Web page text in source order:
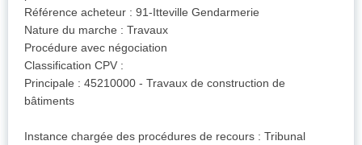
Référence acheteur : 91-Itteville Gendarmerie
Nature du marche : Travaux
Procédure avec négociation
Classification CPV :
Principale : 45210000 - Travaux de construction de
bâtiments
Instance chargée des procédures de recours : Tribunal